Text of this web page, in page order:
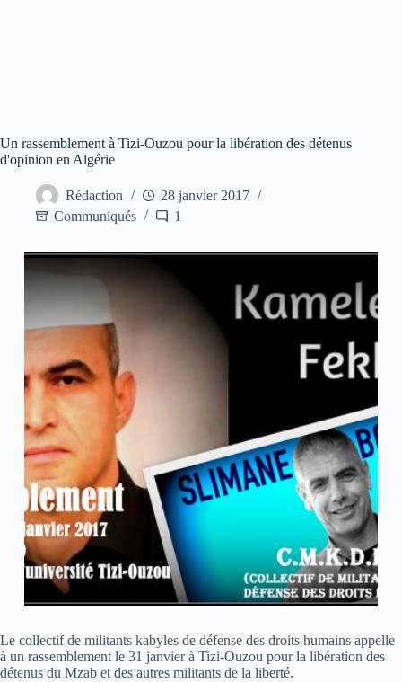
Un rassemblement à Tizi-Ouzou pour la libération des détenus
d'opinion en Algérie
Rédaction
28 janvier 2017
Communiqués
1
Le collectif de militants kabyles de défense des droits humains appelle
à un rassemblement le 31 janvier à Tizi-Ouzou pour la libération des
détenus du Mzab et des autres militants de la liberté.